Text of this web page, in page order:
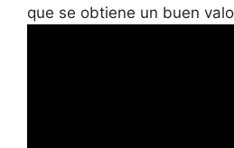
que se obtiene un buen